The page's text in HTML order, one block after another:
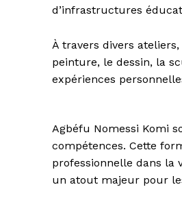
d’infrastructures
À travers divers
peinture, le dessin, la
expériences
Agbéfu Nomessi Komi
compétences. Cette
professionnelle dans la
un atout majeur pour